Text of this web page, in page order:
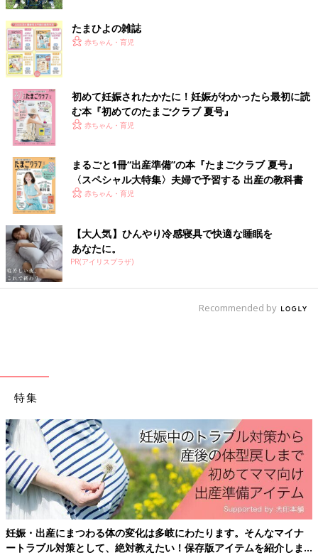
風邪などで体調を崩す姿を見たことがありませんでした。体が丈
夫なほうなのだと思います。
だからつわりでつらそうにしているときや、おなかが大きくなっ
ていって徐々に寝づらくなっていく姿を見て、本当に心配でし
た。今まで見たことがない姿でしたから…。
――いつも元気な方が体調悪そうにしていると心配ですよね。
こっちのけんと 子どものころ、いつも元気な母親が風邪をひい
て寝込んでいる姿を見たときに「このまま死んでしまったらどう
しよう」と、心底心配したことがあります。あのときの感情と似
ているかもしれません。
心配でしたし、なんでもできるだけサポートしたかったので、妻
が妊娠中は一緒にいる時間を増やすことを意識していました。
また、育児本や育児系のYouTubeなどをたくさん見て、情報収集
もしました。そして当然、妻のほうが妊娠・出産に関して勉強を
していたので、妻からも教わりました。まるで学校や塾で少し先
輩からいろいろと教わっているような感じでした。
妊娠後期
ごろは、どんなこ
不思議な気持ちでした。誕生したときも、さっきまで妻のおなか
に入っていたんだ…と思うと本当に不思議でした。
――おなかに向かって歌を歌ったりすることはありましたか？
こっちのけんと 話しかけはよくしていましたが、歌は歌ってい
ません。でも、無意識で歌っていたかもしれません。
――どんなことを話しかけていましたか？
こっちのけんと出産予定日あたりに仕事が入っていたので、
「〇日はさけて、〇日に生まれてね～」なんて、おなかに向かっ
たまひよの雑誌
赤ちゃん・育児
初めて妊娠されたかたに！妊娠がわかったら最初に読
む本『初めてのたまごクラブ 夏号』
赤ちゃん・育児
まるごと1冊“出産準備”の本『たまごクラブ 夏号』
〈スペシャル大特集〉夫婦で予習する 出産の教科書
赤ちゃん・育児
【大人気】ひんやり冷感寝具で快適な睡眠を
あなたに。
PR(アイリスプラザ)
Recommended by
特集
妊娠・出産にまつわる体の変化は多岐にわたります。そんなマイナ
ートラブル対策として、絶対教えたい！保存版アイテムを紹介しま